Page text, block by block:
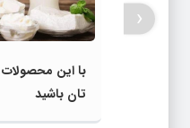
با این
تان باشید
‹